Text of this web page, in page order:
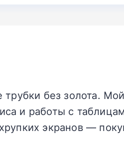
без золота.
и работы с
экранов —